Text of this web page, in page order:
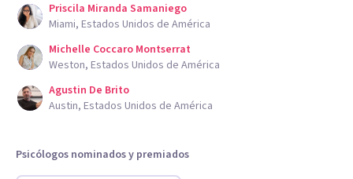
Priscila Miranda Samaniego
Miami, Estados Unidos de América
Michelle Coccaro Montserrat
Weston, Estados Unidos de América
Agustin De Brito
Austin, Estados Unidos de América
Psicólogos nominados y premiados